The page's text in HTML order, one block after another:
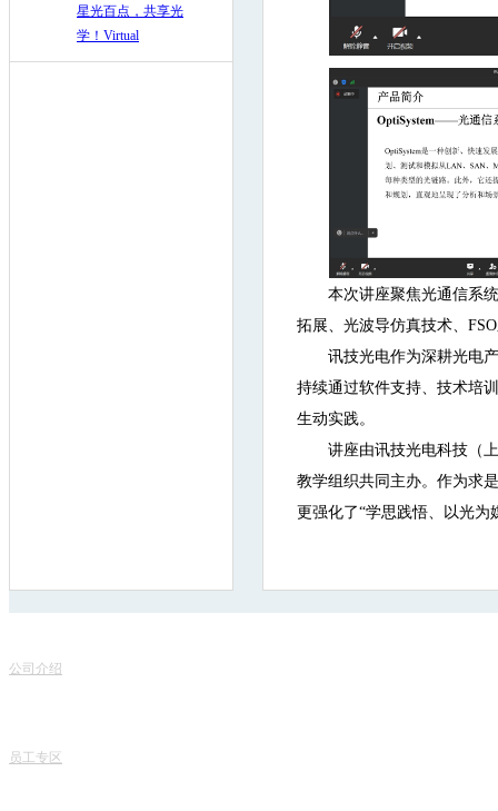
星光百点，共享光
学！Virtual
本次讲座聚焦光通信系
拓展、光波导仿真技术、
讯技光电作为深耕光电
持续通过软件支持、技术培
生动实践。
讲座由讯技光电科技（
教学组织共同主办。作为求
更强化了“学思践悟、以光
公司介绍
员工专区